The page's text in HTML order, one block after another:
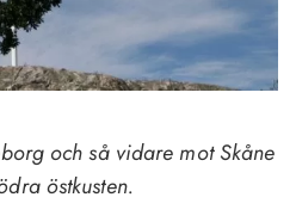
och så vidare mot Skåne
östkusten.